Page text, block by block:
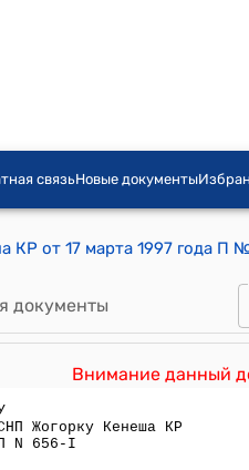
связьНовые документы
документы
Внимание данный